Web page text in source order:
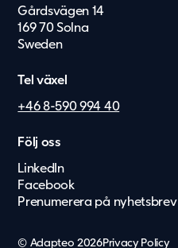
Eesti Keel
Dansk
Norsk
Deutsch
English
Vård & hälsa
Säkerhet & försvar
Service & felanmälan
Gårdsvägen 14
169 70 Solna
Sweden
Tel växel
+46 8-590 994 40
Följ oss
LinkedIn
Facebook
Prenumerera på nyhetsbrev
© Adapteo 2026Privacy Policy